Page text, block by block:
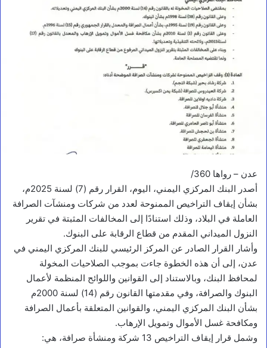
عدن – رواها 360/
أصدر البنك المركزي اليمني، اليوم، القرار رقم (7) لسنة 2025م،
بشأن إيقاف التراخيص الممنوحة لعدد من شركات ومنشآت الصرافة
العاملة في البلاد، وذلك استنادًا إلى المخالفات المثبتة في تقرير
النزول الميداني المقدم من قطاع الرقابة على البنوك.
وأشار القرار الصادر عن المركز الرئيسي للبنك المركزي اليمني في
عدن، إلى أن هذه الخطوة جاءت بموجب الصلاحيات المخولة
لمحافظ البنك، وبالاستناد إلى القوانين واللوائح المنظمة لأعمال
البنوك والصرافة، وفي مقدمتها القانون رقم (14) لسنة 2000م
بشأن البنك المركزي اليمني، والقوانين المتعلقة بأعمال الصرافة
ومكافحة غسل الأموال وتمويل الإرهاب.
وشمل قرار إيقاف التراخيص 13 شركة ومنشأة صرافة، هي: